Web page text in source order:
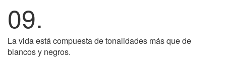
09.
La vida está compuesta de tonalidades más que de
blancos y negros.